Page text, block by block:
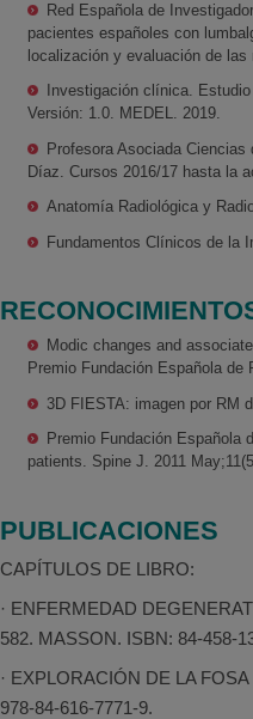
Red Española de
pacientes españoles con
localización y evaluación de
Investigación clínica.
Versión: 1.0. MEDEL. 2019.
Profesora Asociada
Díaz. Cursos 2016/17 hasta la
Anatomía Radiológica y
Fundamentos Clínicos de la
Modic changes and
Premio Fundación Española de
3D FIESTA: imagen por RM
Premio Fundación Española
patients. Spine J. 2011
PUBLICACIONES
CAPÍTULOS DE LIBRO:
· ENFERMEDAD
582. MASSON. ISBN: 84-458-
· EXPLORACIÓN DE LA
978-84-616-7771-9.